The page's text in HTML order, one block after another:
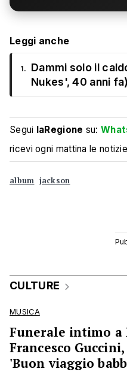
Leggi anche
1.
Dammi solo il
Nukes', 40 anni fa)
Segui laRegione su:
ricevi ogni mattina le
album jackson
CULTURE
MUSICA
Funerale intimo a
Francesco
'Buon viaggio